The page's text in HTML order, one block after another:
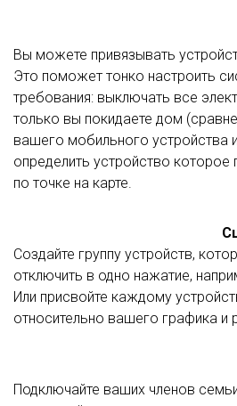
Вы можете привязывать
Это поможет тонко настроить
требования: выключать все
только вы покидаете дом
вашего мобильного устройства
определить устройство
по точке на карте.
Создайте группу устройств,
отключить в одно нажатие,
Или присвойте каждому
относительно вашего графика и
Подключайте ваших членов